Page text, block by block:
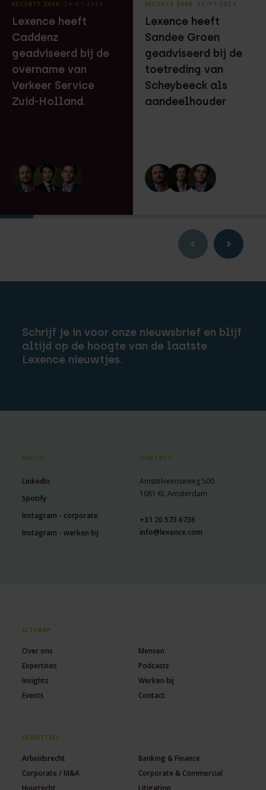
RECENTE ZAAK ⸱ 24-07-2026
Lexence heeft
Caddenz
geadviseerd bij de
overname van
Verkeer Service
Zuid-Holland.
RECENTE ZAAK ⸱ 22-07-2026
Lexence heeft
Sandee Groen
geadviseerd bij de
toetreding van
Scheybeeck als
aandeelhouder
Schrijf je in voor onze nieuwsbrief en blijf
altijd op de hoogte van de laatste
Lexence nieuwtjes.
SOCIAL
LinkedIn
Spotify
Instagram - corporate
Instagram - werken bij
CONTACT
Amstelveenseweg 500
1081 KL Amsterdam
+31 20 573 6736
info@lexence.com
SITEMAP
Over ons
Mensen
Expertises
Podcasts
Insights
Werken bij
Events
Contact
EXPERTISES
Arbeidsrecht
Banking & Finance
Corporate / M&A
Corporate & Commercial